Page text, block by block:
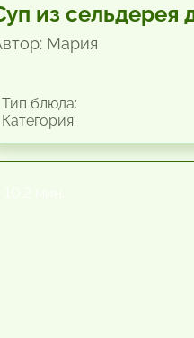
из сельдерея
Мария
блюда: